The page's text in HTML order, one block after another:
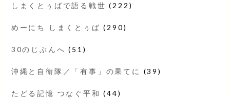
しまくとぅばで語る戦世 (222)
めーにち しまくとぅば (290)
30のじぶんへ (51)
沖縄と自衛隊／「有事」の果てに (39)
たどる記憶 つなぐ平和 (44)